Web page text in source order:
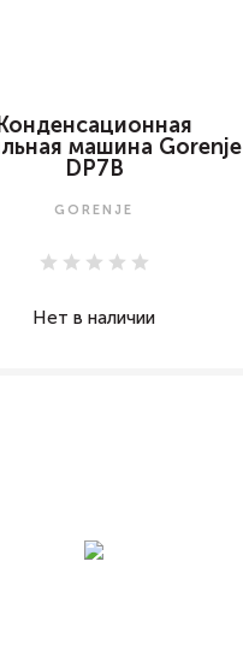
Конденсационная
машина Gorenje
DP7B
GORENJE
Нет в наличии